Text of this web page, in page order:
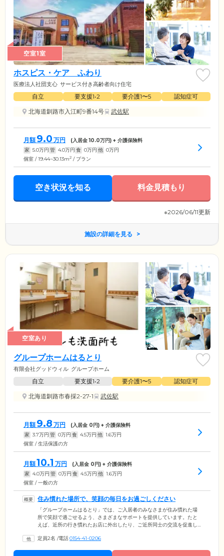
空室1室
ホスピス・ケア ふわり
医療法人社団支心 サービス付き高齢者向け住宅
自立 要支援1•2 要介護1〜5
認知症可
北海道釧路市入江町9番14号
武佐駅
月額 9.0 万円 (入居金10.0万円) + 介護保険料
家 5.0万円 管 4.0万円 食 0万円 他 0万円
個室 / 19.44~30.13m2 / プラン
空き状況を知る 料金見積もり
※2026/06/11更新
施設の詳細を見る
空室あり
グループホームはるとり
有限会社グッドウィル グループホーム
自立 要支援1•2 要介護1〜5
認知症可
北海道釧路市春採2-27-1
武佐駅
月額 9.8 万円 (入居金 0円) + 介護保険料
家 3.7万円 管 0万円 食 4.5万円 他 1.6万円
個室 / 生活保護の方
月額10.1 万円 (入居金 0円) + 介護保険料
家 4.0万円 管 0万円 食 4.5万円 他 1.6万円
個室 / 一般の方
住み慣れた場所で、笑顔の毎日をお過ごしください
「グループホームはるとり」では、ご入居者のみなさまが住み慣れた場
所で笑顔で過ごせるよう、さまざまなサポートを提供しています。たと
えば、近所の行き慣れたお店に外出したり、ご近所同士の交流を促進し
通の生活」を送ることができるよう、家庭的な環境づくりに取り組んで
定員2名 /電話0154-41-0206